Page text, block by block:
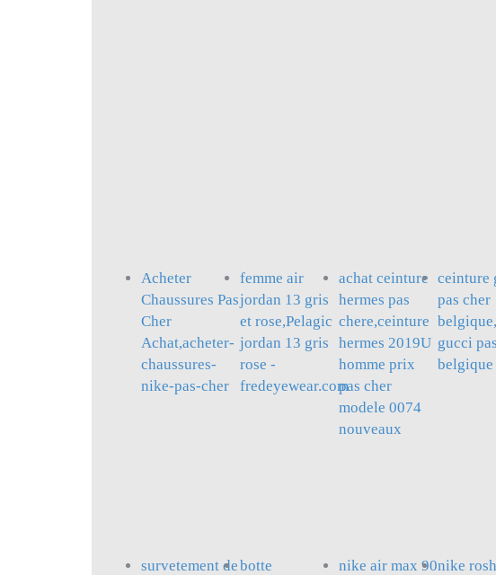
Acheter
Chaussures Pas
Cher
Achat,acheter-
chaussures-
nike-pas-cher
femme air
jordan 13 gris
et rose,Pelagic
jordan 13 gris
rose -
fredeyewear.com
achat ceinture
hermes pas
chere,ceinture
hermes 2019U
homme prix
pas cher
modele 0074
nouveaux
ceinture
pas cher
gucci
belgique
survetement debotte
nike air max 90nike